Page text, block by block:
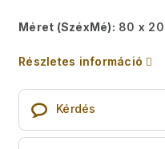
Méret (SzéxMé): 80 x
Részletes információ
Kérdés